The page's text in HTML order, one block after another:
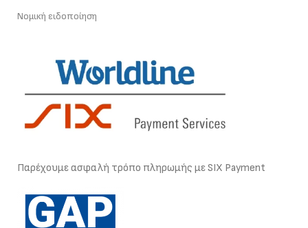
Νομική ειδοποίηση
Παρέχουμε ασφαλή τρόπο πληρωμής με SIX Payment